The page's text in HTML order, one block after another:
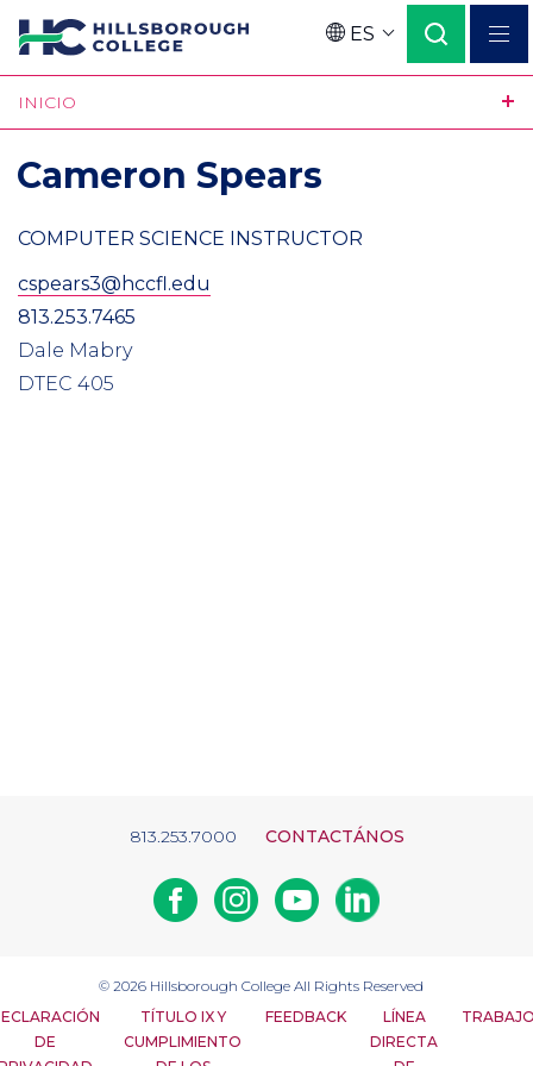
Pasar
contenido
principal
Language
ES
INICIO
Cameron Spears
COMPUTER SCIENCE INSTRUCTOR
cspears3@hccfl.edu
813.253.7465
Dale Mabry
DTEC 405
813.253.7000 CONTACTÁNOS
FacebookInstagramYoutubeLinkedin
© 2026 Hillsborough College All Rights Reserved
DE
TÍTULO IX Y
CUMPLIMIENTO
FEEDBACK
LÍNEA
DIRECTA